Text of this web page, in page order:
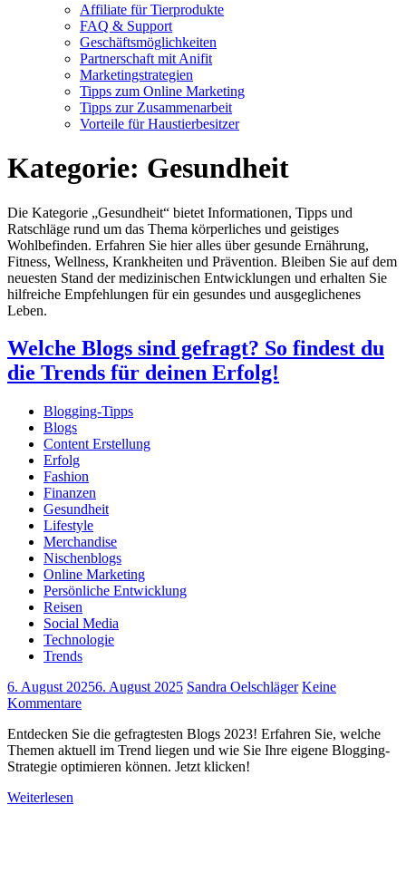
Affiliate für Tierprodukte
FAQ & Support
Geschäftsmöglichkeiten
Partnerschaft mit Anifit
Marketingstrategien
Tipps zum Online Marketing
Tipps zur Zusammenarbeit
Vorteile für Haustierbesitzer
Kategorie: Gesundheit
Die Kategorie „Gesundheit“ bietet Informationen, Tipps und
Ratschläge rund um das Thema körperliches und geistiges
Wohlbefinden. Erfahren Sie hier alles über gesunde Ernährung,
Fitness, Wellness, Krankheiten und Prävention. Bleiben Sie auf dem
neuesten Stand der medizinischen Entwicklungen und erhalten Sie
hilfreiche Empfehlungen für ein gesundes und ausgeglichenes
Leben.
Welche Blogs sind gefragt? So findest du
die Trends für deinen Erfolg!
Blogging-Tipps
Blogs
Content Erstellung
Erfolg
Fashion
Finanzen
Gesundheit
Lifestyle
Merchandise
Nischenblogs
Online Marketing
Persönliche Entwicklung
Reisen
Social Media
Technologie
Trends
6. August 20256. August 2025 Sandra Oelschläger Keine
Kommentare
Entdecken Sie die gefragtesten Blogs 2023! Erfahren Sie, welche
Themen aktuell im Trend liegen und wie Sie Ihre eigene Blogging-
Strategie optimieren können. Jetzt klicken!
Weiterlesen